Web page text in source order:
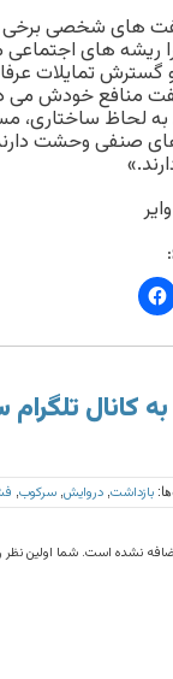
های شخصی برخی
ریشه های
گسترش تمایلات
منافع خودش می
لحاظ ساختاری،
صنفی وحشت
به کانال
بازداشت دروایش سرکوب
نشده است. شما اولین نظر